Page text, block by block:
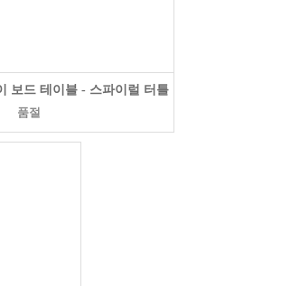
보드 테이블 - 스파이럴 터틀
품절